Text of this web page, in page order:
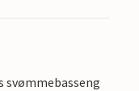
og ta en
svømmebasseng